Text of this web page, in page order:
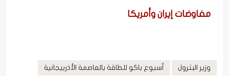
مفاوضات إيران وأمريكا
وزير البترول أسبوع باكو للطاقة بالعاصمة الأذربيجانية